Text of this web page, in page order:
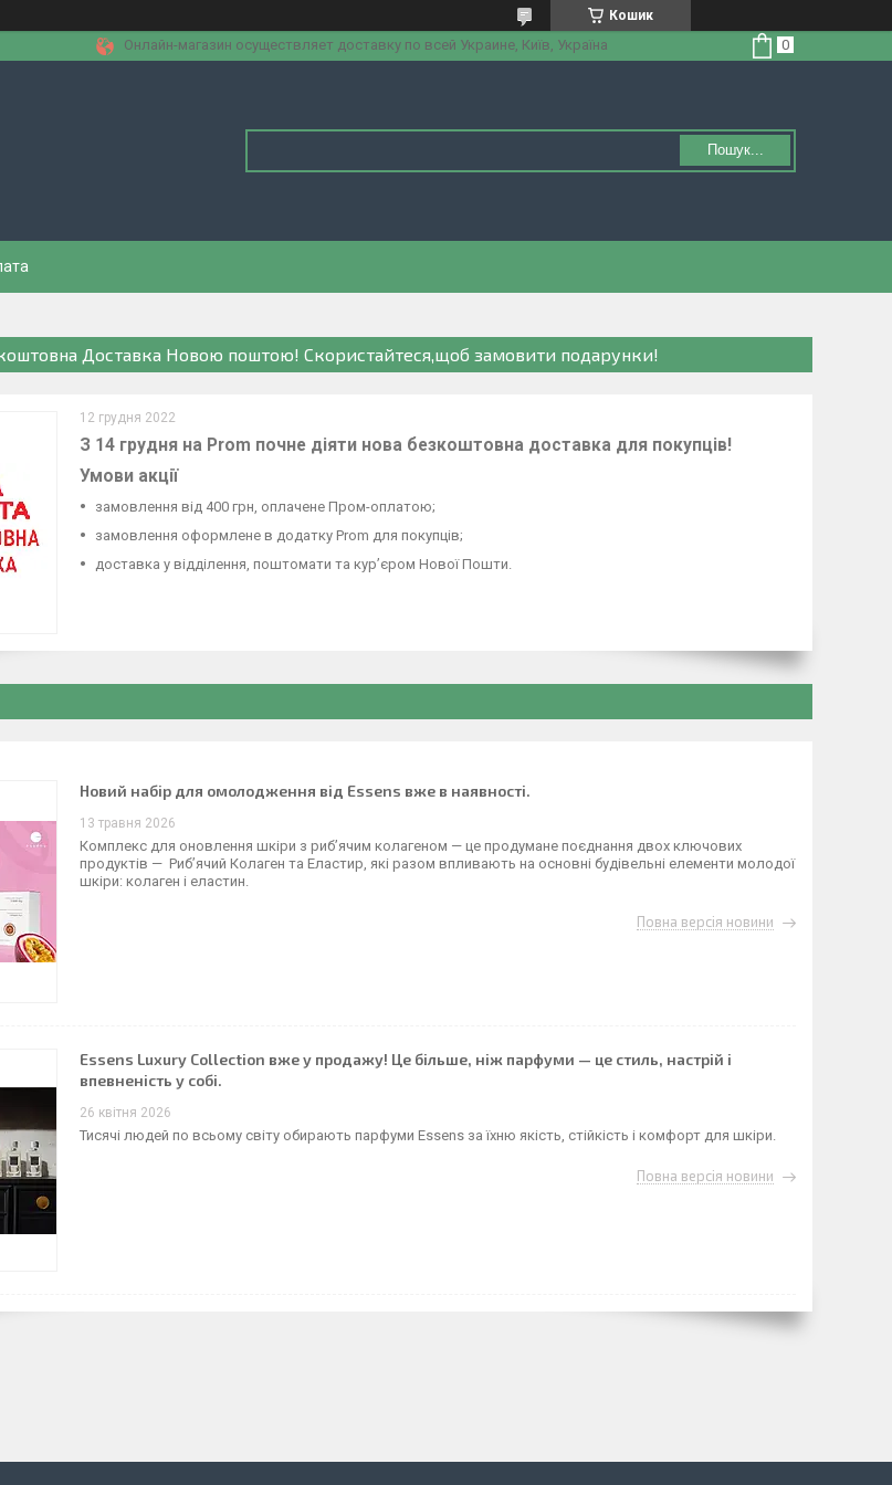
Кошик
Онлайн-магазин осуществляет доставку по всей Украине, Київ, Україна
Пошук...
Доставка Новою поштою! Скористайтеся,щоб замовити подарунки!
12 грудня 2022
З 14 грудня на Prom почне діяти нова безкоштовна доставка для покупців!
Умови акції
замовлення від 400 грн, оплачене Пром-оплатою;
замовлення оформлене в додатку Prom для покупців;
доставка у відділення, поштомати та кур’єром Нової Пошти.
Новий набiр для омолодження вiд Essens вже в наявностi.
13 травня 2026
Комплекс для оновлення шкіри з риб’ячим колагеном — це продумане поєднання двох ключових
продуктів — Риб’ячий Колаген та Еластир, які разом впливають на основні будівельні елементи молодої
шкіри: колаген і еластин.
Повна версія новини
Essens Luxury Collection вже у продажу! Це більше, ніж парфуми — це стиль, настрій і
впевненість у собі.
26 квітня 2026
Тисячі людей по всьому світу обирають парфуми Essens за їхню якість, стійкість і комфорт для шкіри.
Повна версія новини